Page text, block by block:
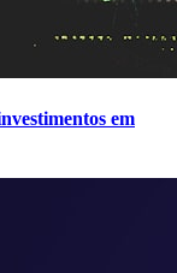
em